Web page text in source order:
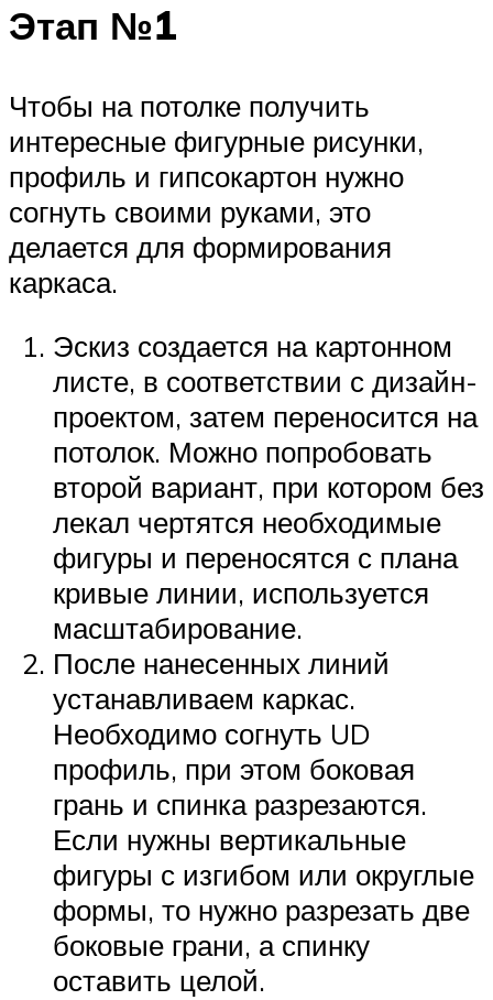
Этап №1
Чтобы на потолке получить
интересные фигурные рисунки,
профиль и гипсокартон нужно
согнуть своими руками, это
делается для формирования
каркаса.
Эскиз создается на картонном
листе, в соответствии с дизайн-
проектом, затем переносится на
потолок. Можно попробовать
второй вариант, при котором без
лекал чертятся необходимые
фигуры и переносятся с плана
кривые линии, используется
масштабирование.
После нанесенных линий
устанавливаем каркас.
Необходимо согнуть UD
профиль, при этом боковая
грань и спинка разрезаются.
Если нужны вертикальные
фигуры с изгибом или округлые
формы, то нужно разрезать две
боковые грани, а спинку
оставить целой.